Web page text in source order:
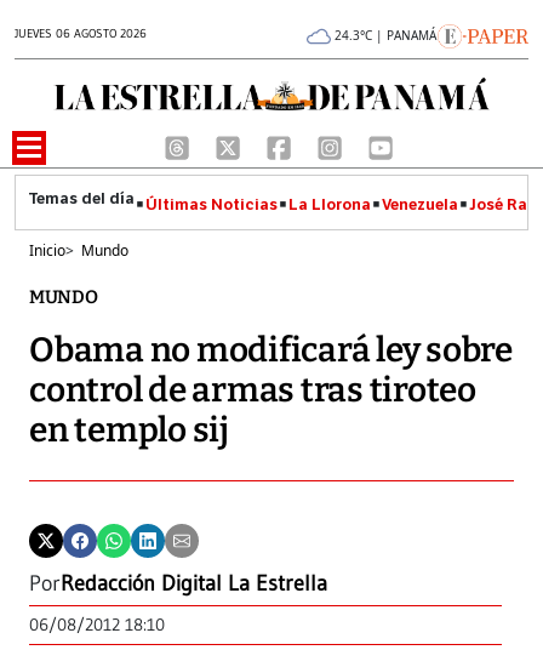
JUEVES 06 AGOSTO 2026 24.3°C | PANAMÁ
Últimas Noticias La Llorona Venezuela José
Inicio> Mundo
MUNDO
Obama no modificará ley sobre
control de armas tras tiroteo
en templo sij
PorRedacción Digital La Estrella
06/08/2012 18:10